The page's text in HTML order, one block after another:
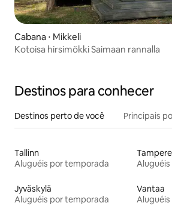
Cabana ⋅ Mikkeli
Kotoisa hirsimökki Saimaan rannalla
Destinos para conhecer
Destinos perto de você Principais
Tallinn
Aluguéis por temporada
Tampere
Jyväskylä
Aluguéis por temporada
Vantaa